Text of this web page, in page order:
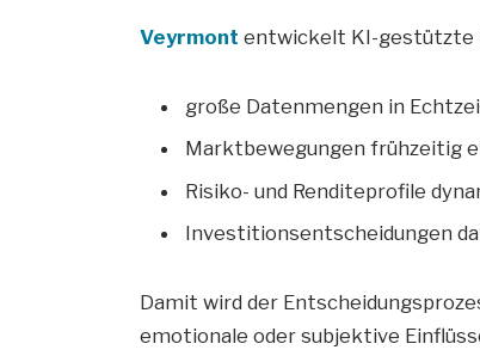
Veyrmont entwickelt KI-gestützte
große Datenmengen in
Marktbewegungen frühzeitig
Risiko- und Renditeprofile
Investitionsentscheidungen
Damit wird der
emotionale oder subjektive